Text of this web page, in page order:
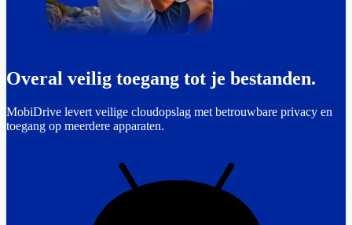
Overal veilig toegang tot je bestanden.
MobiDrive levert veilige cloudopslag met betrouwbare privacy en
toegang op meerdere apparaten.